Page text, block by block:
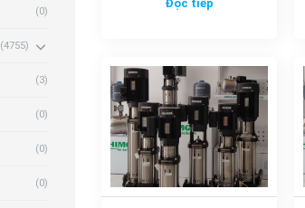
(0)
(4755)
(3)
(0)
(0)
(0)
Đọc tiếp